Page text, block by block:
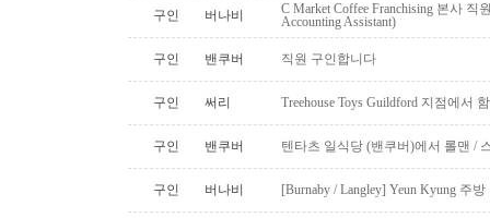
구인 버나비
C Market Coffee Franchising 본사 직
Accounting Assistant)
구인 밴쿠버 직원 구인합니다
구인 써리 Treehouse Toys Guildford 지점에서
구인 밴쿠버 텐타츠 일식당 (밴쿠버)에서 롤맨 /
구인 버나비 [Burnaby / Langley] Yeun Kyung 주